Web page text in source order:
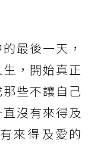
最後一天，
，開始真正
些不讓自己
沒有來得及
來得及愛的